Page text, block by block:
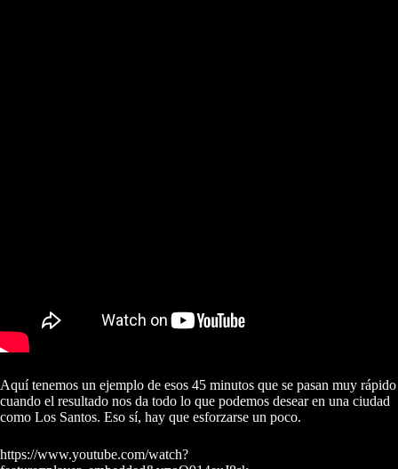
Aquí tenemos un ejemplo de esos 45 minutos que se pasan muy rápido
cuando el resultado nos da todo lo que podemos desear en una ciudad
como Los Santos. Eso sí, hay que esforzarse un poco.
https://www.youtube.com/watch?